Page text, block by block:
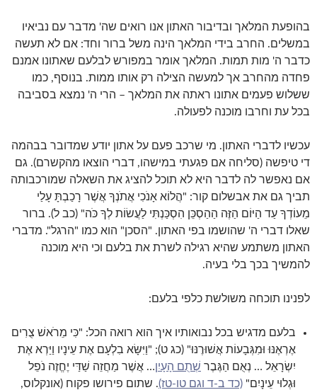
בהופעת המלאך ובדיבור האתון אנו רואים שה' מדבר עם נביאיו
במשלים. החרב בידי המלאך הינה משל ברור וחד: אם לא תעשה
כדבר ה' מות תמות. המלאך אומר במפורש לבלעם שאתונו אמנם
פחדה מהחרב אך למעשה הצילה רק אותו ממות. בנוסף, כמו
ששלוש פעמים אתונו ראתה את המלאך – הרי ה' נמצא בסביבה
בכל עת וחרבו מוכנה לפעולה.
עכשיו לדברי האתון. מי שרכב פעם על אתון יודע שמדובר בבהמה
די טיפשה (סליחה אם פגעתי במישהו, דברי הוצאו מהקשרם). גם
אם נאפשר לה לדבר היא לא תוכל להציג את השאלה שמורכבותה
תביך גם את אבשלום קור: "הֲלוֹא אָנֹכִי אֲתֹנְךָ אֲשֶׁר רָכַבְתָּ עָלַי
מֵעוֹדְךָ עַד הַיּוֹם הַזֶּה הַהַסְכֵּן הִסְכַּנְתִּי לַעֲשׂוֹת לְךָ כֹּה" (כב ל). ברור
שאלו דברי ה' שהושמו בפי האתון. "הסכן" הוא כמו "הרגל". מדברי
האתון משתמע שהיא רגילה לשרת את בלעם וכי היא מוכנה
להמשיך בכך בלי בעיה.
לפנינו תוכחה משולשת כלפי בלעם:
בלעם מדגיש בכל נבואותיו איך הוא רואה הכל: "כִּי מֵרֹאשׁ צֻרִים
אֶרְאֶנּוּ וּמִגְּבָעוֹת אֲשׁוּרֶנּוּ" (כג ט); "וַיִּשָּׂא בִלְעָם אֶת עֵינָיו וַיַּרְא אֶת
יִשְׂרָאֵל … נְאֻם הַגֶּבֶר שְׁתֻם הָעָיִן… אֲשֶׁר מַחֲזֵה שַׁדַּי יֶחֱזֶה נֹפֵל
וּגְלוּי עֵינָיִם" (כד ב-ד וגם טו-טז). שתום פירושו פקוח (אונקלוס,